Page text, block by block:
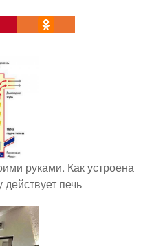
руками. Как устроена
печь